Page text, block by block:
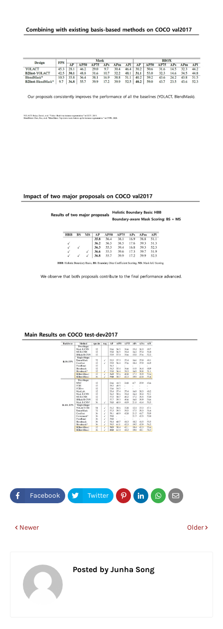
Newer Older
Posted by Junha Song